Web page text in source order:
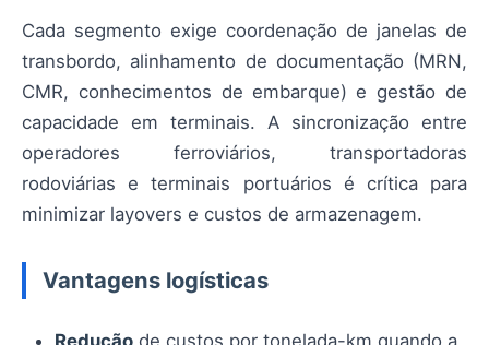
Cada segmento exige coordenação de janelas de
transbordo, alinhamento de documentação (MRN,
CMR, conhecimentos de embarque) e gestão de
capacidade em terminais. A sincronização entre
operadores ferroviários, transportadoras
rodoviárias e terminais portuários é crítica para
minimizar layovers e custos de armazenagem.
Vantagens logísticas